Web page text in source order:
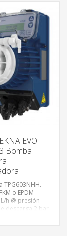
máxima: 160
minuto.
eléctrica: 100
@ 60Hz
15 W.
EVO
Bomba
TPG603NHH.
o EPDM
h @ presión
descarga 2 bar